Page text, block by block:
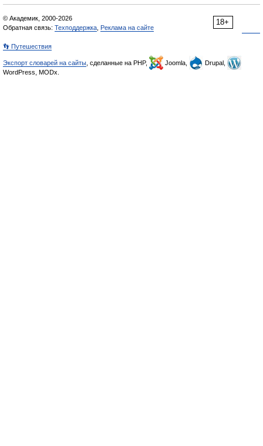
18+
© Академик, 2000-2026
Обратная связь: Техподдержка Реклама на сайте
👣 Путешествия
Экспорт словарей на сайты , сделанные на PHP, Joomla,
Drupal,
WordPress, MODx.